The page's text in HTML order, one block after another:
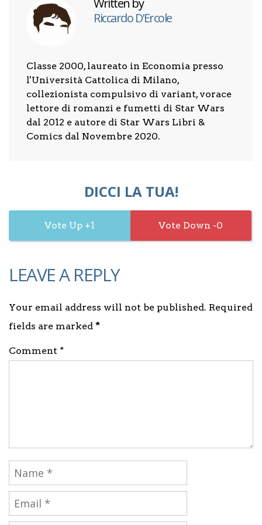
Written by
Riccardo D'Ercole
Classe 2000, laureato in Economia presso
l'Università Cattolica di Milano,
collezionista compulsivo di variant, vorace
lettore di romanzi e fumetti di Star Wars
dal 2012 e autore di Star Wars Libri &
Comics dal Novembre 2020.
DICCI LA TUA!
1 0
LEAVE A REPLY
Your email address will not be published. Required
fields are marked *
Comment *